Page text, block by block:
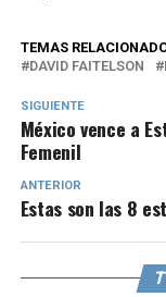
TEMAS
DAVID FAITELSON
SIGUIENTE
México vence a
Femenil
ANTERIOR
Estas son las 8